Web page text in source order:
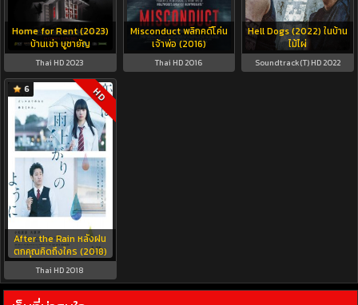
Home for Rent (2023)
บ้านเช่า บูชายัญ
Thai HD 2023
Misconduct พลิกคดีโค่น
เจ้าพ่อ (2016)
Thai HD 2016
Hell Dogs (2022) ในบ้าน
ไม้ไผ่
Soundtrack(T) HD 2022
After the Rain หลังฝน
ตกคุณคิดถึงใคร (2018)
6 HD
Thai HD 2018